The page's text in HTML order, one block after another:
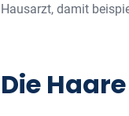
Hausarzt, damit
Die